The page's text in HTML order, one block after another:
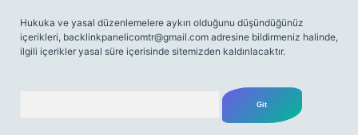
Hukuka ve yasal düzenlemelere aykırı olduğunu düşündüğünüz
içerikleri, backlinkpanelicomtr@gmail.com adresine bildirmeniz halinde,
ilgili içerikler yasal süre içerisinde sitemizden kaldırılacaktır.